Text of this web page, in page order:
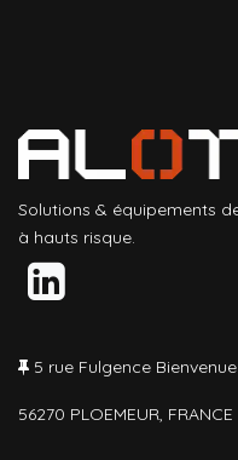
Solutions & équipements
à hauts risque.
5 rue Fulgence Bienvenue
56270 PLOEMEUR, FRANCE